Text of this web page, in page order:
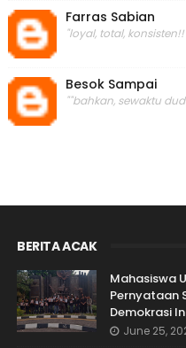
Farras Sabian
"loyal, total, konsisten!!
Besok Sampai
""bahkan, sewaktu
BERITA ACAK
Mahasiswa
Pernyataan
Demokrasi
June 25,